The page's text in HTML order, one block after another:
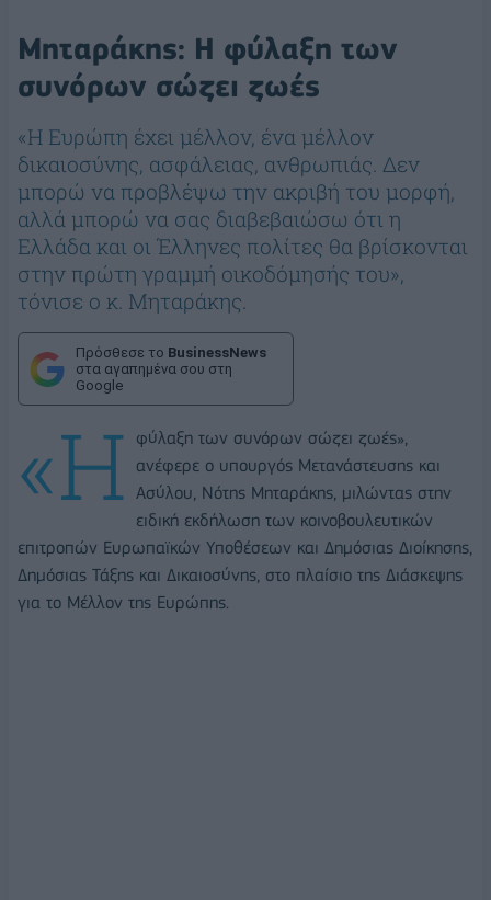
Μηταράκης: Η φύλαξη των
συνόρων σώζει ζωές
«Η Ευρώπη έχει μέλλον, ένα μέλλον
δικαιοσύνης, ασφάλειας, ανθρωπιάς. Δεν
μπορώ να προβλέψω την ακριβή του μορφή,
αλλά μπορώ να σας διαβεβαιώσω ότι η
Ελλάδα και οι Έλληνες πολίτες θα βρίσκονται
στην πρώτη γραμμή οικοδόμησής του»,
τόνισε ο κ. Μηταράκης.
Πρόσθεσε το BusinessNews
στα αγαπημένα σου στη
Google
«Η
φύλαξη των συνόρων σώζει ζωές»,
ανέφερε ο υπουργός Μετανάστευσης και
Ασύλου, Νότης Μηταράκης, μιλώντας στην
ειδική εκδήλωση των κοινοβουλευτικών
επιτροπών Ευρωπαϊκών Υποθέσεων και Δημόσιας Διοίκησης,
Δημόσιας Τάξης και Δικαιοσύνης, στο πλαίσιο της Διάσκεψης
για το Μέλλον της Ευρώπης.